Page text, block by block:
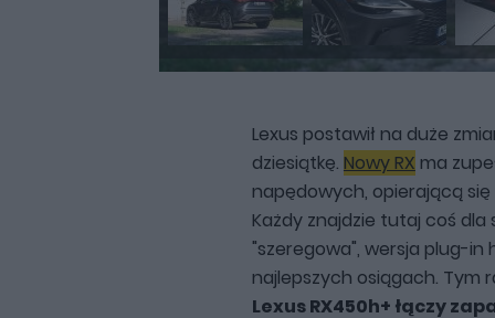
Lexus postawił na duże
dziesiątkę. Nowy RX ma
napędowych, opierającą
Każdy znajdzie tutaj coś
"szeregowa", wersja plug-
najlepszych osiągach. Tym
Lexus RX450h+ łączy